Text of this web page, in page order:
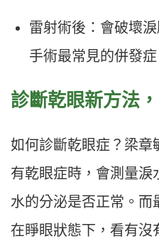
雷射術後：會破壞
手術最常見的併發症
診斷乾眼新方法
如何診斷乾眼症？梁章
有乾眼症時，會測量淚
水的分泌是否正常。而
在睜眼狀態下，看有